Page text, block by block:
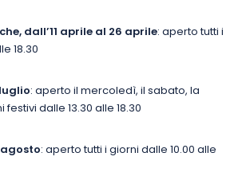
dall’11 aprile al 26 aprile: aperto tutti i
18.30
: aperto il mercoledì, il sabato, la
dalle 13.30 alle 18.30
: aperto tutti i giorni dalle 10.00 alle